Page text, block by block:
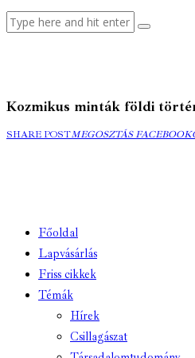
Kozmikus minták földi
SHARE POSTMEGOSZTÁS
MEGOSZTÁS
Főoldal
Lapvásárlás
Friss cikkek
Témák
Hírek
Csillagászat